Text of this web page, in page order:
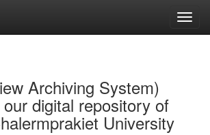
Archiving System)
digital repository of
University